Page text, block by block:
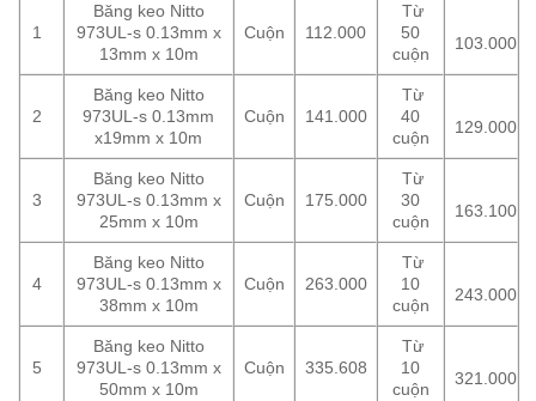
1
Băng keo Nitto
973UL-s 0.13mm x
13mm x 10m
Cuộn 112.000
Từ
50
cuộn
103.000
2
Băng keo Nitto
973UL-s 0.13mm
x19mm x 10m
Cuộn 141.000
Từ
40
cuộn
129.000
3
Băng keo Nitto
973UL-s 0.13mm x
25mm x 10m
Cuộn 175.000
Từ
30
cuộn
163.100
4
Băng keo Nitto
973UL-s 0.13mm x
38mm x 10m
Cuộn 263.000
Từ
10
cuộn
243.000
5
Băng keo Nitto
973UL-s 0.13mm x
50mm x 10m
Cuộn 335.608
Từ
10
cuộn
321.000